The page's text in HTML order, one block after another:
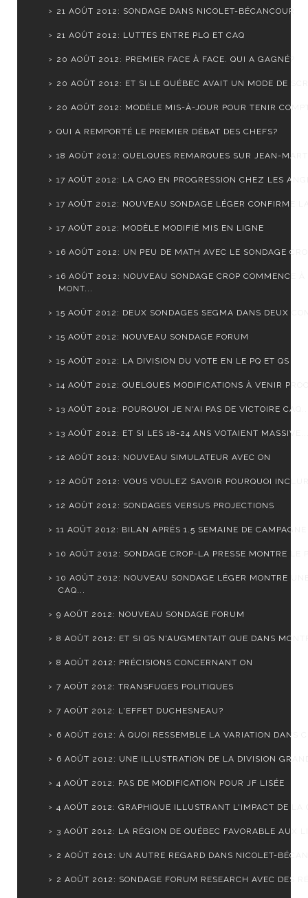
21 AOÛT 2012: SONDAGE DANS NICOLET-BÉCANCOUR
21 AOÛT 2012: LUTTES ENTRE PLQ ET CAQ
20 AOÛT 2012: PREMIER FACE À FACE. QUI A GAGNÉ?
20 AOÛT 2012: ET SI LE QUÉBEC AVAIT UN MODE DE
20 AOÛT 2012: MODÈLE MIS-À-JOUR POUR TENIR
QUI A REMPORTÉ LE PREMIER DÉBAT DES CHEFS?
18 AOÛT 2012: QUELQUES REMARQUES SUR JEAN-
17 AOÛT 2012: LA CAQ EN PROGRESSION CHEZ LES
17 AOÛT 2012: NOUVEAU SONDAGE LÉGER CONFIRME
17 AOÛT 2012: MODÈLE MODIFIÉ MIS EN LIGNE
16 AOÛT 2012: UN PEU DE MATH AVEC LE SONDAGE
16 AOÛT 2012: NOUVEAU SONDAGE CROP COMMENCE À
MONT...
15 AOÛT 2012: DEUX SONDAGES SEGMA DANS DEUX
15 AOÛT 2012: NOUVEAU SONDAGE FORUM
15 AOÛT 2012: LA DIVISION DU VOTE EN LE PQ ET QS
14 AOÛT 2012: QUELQUES MODIFICATIONS À VENIR
13 AOÛT 2012: POURQUOI JE N'AI PAS DE VICTOIRE
13 AOÛT 2012: ET SI LES 18-24 ANS VOTAIENT
12 AOÛT 2012: NOUVEAU SIMULATEUR AVEC ON
12 AOÛT 2012: VOUS VOULEZ SAVOIR POURQUOI
12 AOÛT 2012: SONDAGES VERSUS PROJECTIONS
11 AOÛT 2012: BILAN APRÈS 1.5 SEMAINE DE CAMPAGNE
10 AOÛT 2012: SONDAGE CROP-LA PRESSE MONTRE LE
10 AOÛT 2012: NOUVEAU SONDAGE LÉGER MONTRE
CAQ...
9 AOÛT 2012: NOUVEAU SONDAGE FORUM
8 AOÛT 2012: ET SI QS N'AUGMENTAIT QUE DANS
8 AOÛT 2012: PRÉCISIONS CONCERNANT ON
7 AOÛT 2012: TRANSFUGES POLITIQUES
7 AOÛT 2012: L'EFFET DUCHESNEAU?
6 AOÛT 2012: À QUOI RESSEMBLE LA VARIATION DANS
6 AOÛT 2012: UNE ILLUSTRATION DE LA DIVISION
4 AOÛT 2012: PAS DE MODIFICATION POUR JF LISÉE
4 AOÛT 2012: GRAPHIQUE ILLUSTRANT L'IMPACT DE LA
3 AOÛT 2012: LA RÉGION DE QUÉBEC FAVORABLE AUX
2 AOÛT 2012: UN AUTRE REGARD DANS NICOLET-
2 AOÛT 2012: SONDAGE FORUM RESEARCH AVEC DES